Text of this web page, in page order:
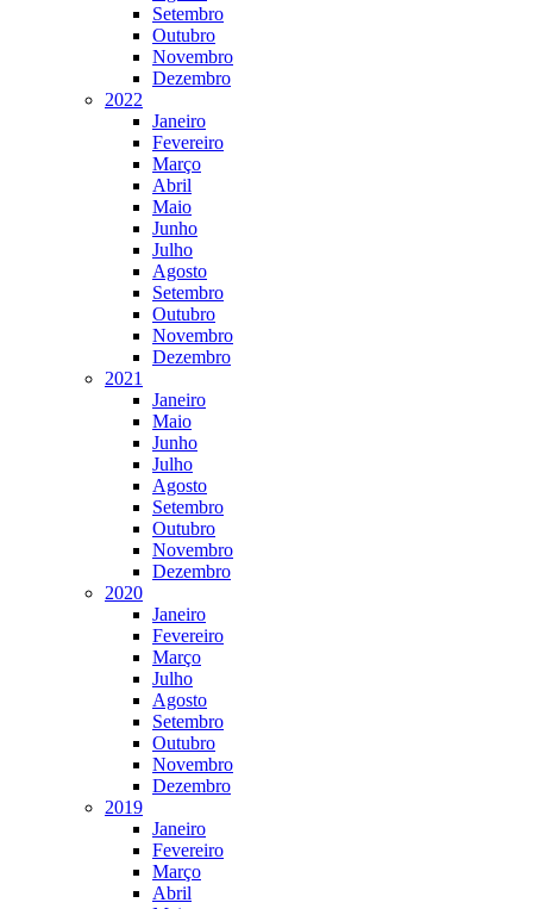
Setembro
Outubro
Novembro
Dezembro
2022
Janeiro
Fevereiro
Março
Abril
Maio
Junho
Julho
Agosto
Setembro
Outubro
Novembro
Dezembro
2021
Janeiro
Maio
Junho
Julho
Agosto
Setembro
Outubro
Novembro
Dezembro
2020
Janeiro
Fevereiro
Março
Julho
Agosto
Setembro
Outubro
Novembro
Dezembro
2019
Janeiro
Fevereiro
Março
Abril